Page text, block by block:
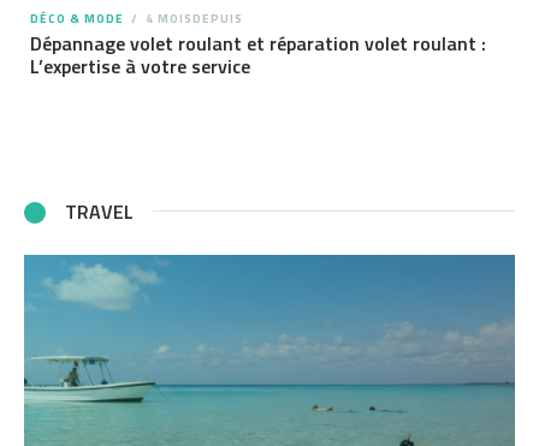
DÉCO & MODE 4 MOISDEPUIS
Dépannage volet roulant et réparation volet roulant :
L’expertise à votre service
TRAVEL